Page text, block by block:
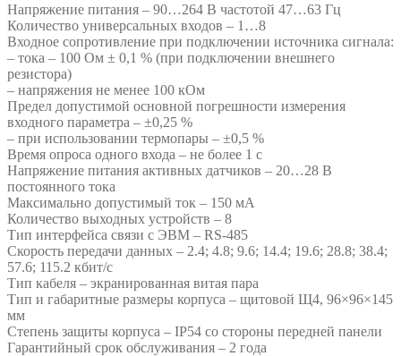
Напряжение питания – 90…264 В частотой 47…63 Гц
Количество универсальных входов – 1…8
Входное сопротивление при подключении источника сигнала:
– тока – 100 Ом ± 0,1 % (при подключении внешнего
резистора)
– напряжения не менее 100 кОм
Предел допустимой основной погрешности измерения
входного параметра – ±0,25 %
– при использовании термопары – ±0,5 %
Время опроса одного входа – не более 1 с
Напряжение питания активных датчиков – 20…28 В
постоянного тока
Максимально допустимый ток – 150 мА
Количество выходных устройств – 8
Тип интерфейса связи с ЭВМ – RS-485
Скорость передачи данных – 2.4; 4.8; 9.6; 14.4; 19.6; 28.8; 38.4;
57.6; 115.2 кбит/с
Тип кабеля – экранированная витая пара
Тип и габаритные размеры корпуса – щитовой Щ4, 96×96×145
мм
Степень защиты корпуса – IP54 со стороны передней панели
Гарантийный срок обслуживания – 2 года